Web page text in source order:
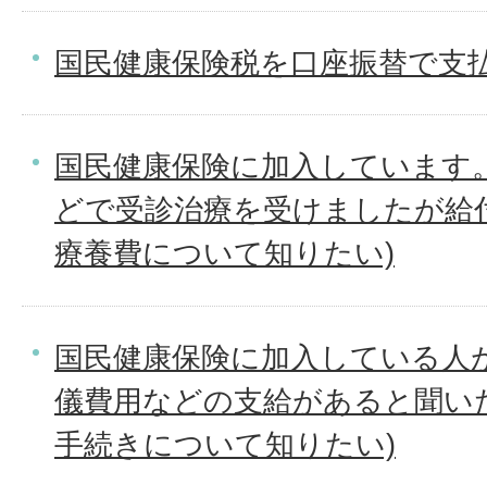
国民健康保険税を口座振替で支
国民健康保険に加入しています
どで受診治療を受けましたが
療養費について知りたい)
国民健康保険に加入している
儀費用などの支給があると聞
手続きについて知りたい)